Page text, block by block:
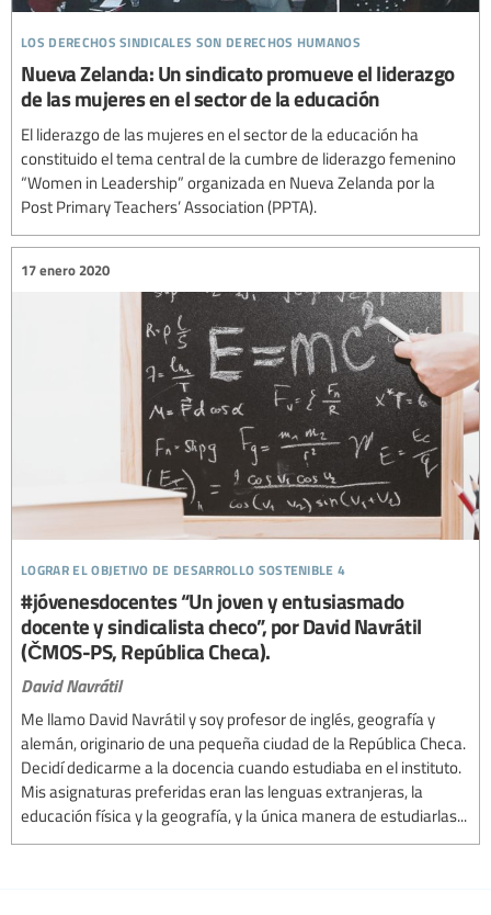
los derechos sindicales son derechos humanos
Nueva Zelanda: Un sindicato promueve el liderazgo
de las mujeres en el sector de la educación
El liderazgo de las mujeres en el sector de la educación ha
constituido el tema central de la cumbre de liderazgo femenino
“Women in Leadership” organizada en Nueva Zelanda por la
Post Primary Teachers’ Association (PPTA).
lograr el objetivo de desarrollo sostenible 4
17 enero 2020
#jóvenesdocentes “Un joven y entusiasmado
docente y sindicalista checo”, por David Navrátil
(ČMOS-PS, República Checa).
David Navrátil
Me llamo David Navrátil y soy profesor de inglés, geografía y
alemán, originario de una pequeña ciudad de la República Checa.
Decidí dedicarme a la docencia cuando estudiaba en el instituto.
Mis asignaturas preferidas eran las lenguas extranjeras, la
educación física y la geografía, y la única manera de estudiarlas...